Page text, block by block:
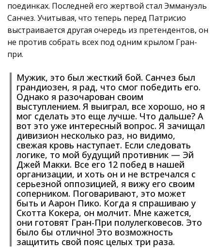
поединках. Последней его жертвой стал Эммануэль
Санчез. Учитывая, что теперь перед Патрисио
выстраивается другая очередь из претендентов, он
не против собрать всех под одним крылом Гран-
при.
Мужик, это был жесткий бой. Санчез был
грандиозен, я рад, что смог победить его.
Однако я разочарован своим
выступлением. Я выиграл, все хорошо, но я
мог сделать это еще лучше. Что дальше? А
вот это уже интересный вопрос. Я зачищал
дивизион несколько раз, но видимо,
свежая кровь наступает. Если следовать
логике, то мой будущий противник — Эй
Джей Макки. Все его 12 побед в нашей
организации, и хоть он и не встречался с
серьезной оппозицией, я вижу его своим
соперником. Поговаривают, это может
быть и Аарон Пико. Когда я спрашиваю у
Скотта Кокера, он молчит. Мне кажется,
они готовят Гран-При полулегковесов. Это
было бы отлично! Это возможность
защитить свой пояс целых три раза.